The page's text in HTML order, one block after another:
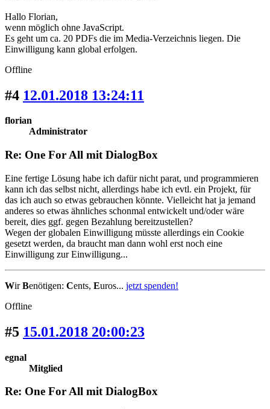
Hallo Florian,
wenn möglich ohne JavaScript.
Es geht um ca. 20 PDFs die im Media-Verzeichnis liegen. Die
Einwilligung kann global erfolgen.
Offline
#4 12.01.2018 13:24:11
florian
Administrator
Re: One For All mit DialogBox
Eine fertige Lösung habe ich dafür nicht parat, und programmieren
kann ich das selbst nicht, allerdings habe ich evtl. ein Projekt, für
das ich auch so etwas gebrauchen könnte. Vielleicht hat ja jemand
anderes so etwas ähnliches schonmal entwickelt und/oder wäre
bereit, dies ggf. gegen Bezahlung bereitzustellen?
Wegen der globalen Einwilligung müsste allerdings ein Cookie
gesetzt werden, da braucht man dann wohl erst noch eine
Einwilligung zur Einwilligung...
WirBenötigen: Cents, Euros... jetzt spenden!
Offline
#5 15.01.2018 20:00:23
egnal
Mitglied
Re: One For All mit DialogBox